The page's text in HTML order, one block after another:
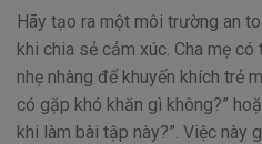
Hãy tạo ra một môi trường an
khi chia sẻ cảm xúc. Cha mẹ
nhẹ nhàng để khuyến khích trẻ
có gặp khó khăn gì không?”
khi làm bài tập này?”. Việc này